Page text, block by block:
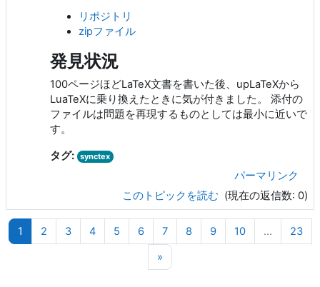
リポジトリ
zipファイル
発見状況
100ページほどLaTeX文書を書いた後、upLaTeXから
LuaTeXに乗り換えたときに気が付きました。 添付の
ファイルは問題を再現するものとしては最小に近いで
す。
タグ: synctex
パーマリンク
このトピックを読む (現在の返信数: 0)
1 ページ 1
2ページ 2
3ページ 3
4ページ 4
5ページ 5
6ページ 6
7ページ 7
8ページ 8
9ページ 9
10ページ 10
… 23ペ
»次のページ